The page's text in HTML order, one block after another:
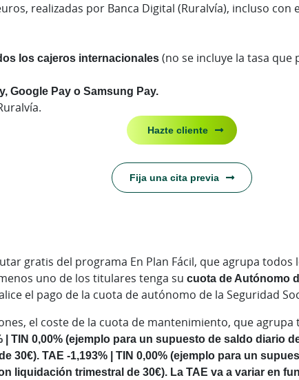
realizadas por Banca Digital (Ruralvía), incluso con
los cajeros internacionales(no se incluye la tasa
Google Pay o Samsung Pay.
Hazte cliente
Fija una cita previa
gratis del programa En Plan Fácil, que agrupa
uno de los titulares tenga sucuota de Autónomo
el pago de la cuota de autónomo de la Seguridad
el coste de la cuota de mantenimiento, que
| TIN 0,00% (ejemplo para un supuesto de saldo diario
30€). TAE -1,193% | TIN 0,00% (ejemplo para un
liquidación trimestral de 30€). La TAE va a variar en